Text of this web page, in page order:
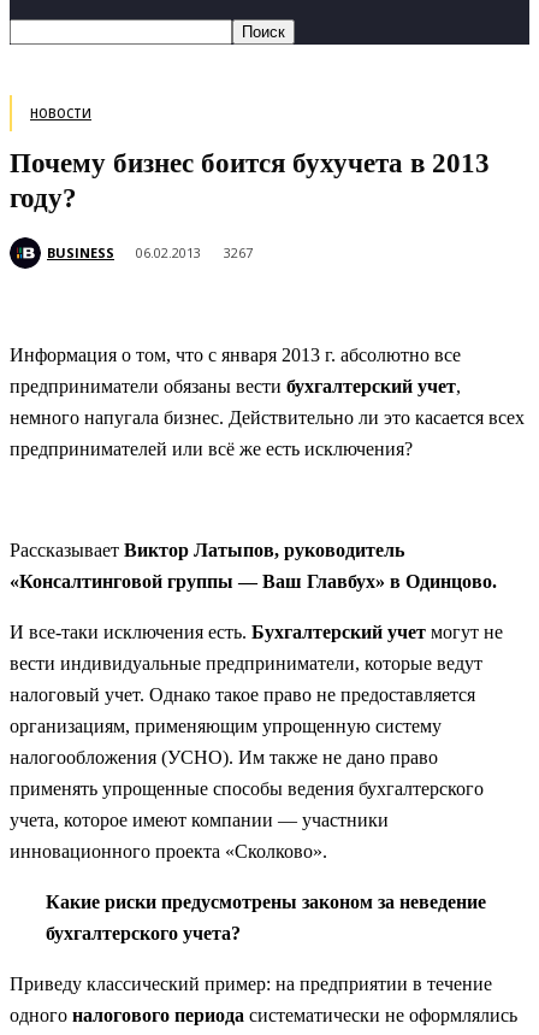
НОВОСТИ
Почему бизнес боится бухучета в 2013
году?
BUSINESS 06.02.2013 3267
Информация о том, что с января 2013 г. абсолютно все
предприниматели обязаны вести бухгалтерский учет,
немного напугала бизнес. Действительно ли это касается всех
предпринимателей или всё же есть исключения?
Рассказывает Виктор Латыпов, руководитель
«Консалтинговой группы — Ваш Главбух» в Одинцово.
И все-таки исключения есть. Бухгалтерский учет могут не
вести индивидуальные предприниматели, которые ведут
налоговый учет. Однако такое право не предоставляется
организациям, применяющим упрощенную систему
налогообложения (УСНО). Им также не дано право
применять упрощенные способы ведения бухгалтерского
учета, которое имеют компании — участники
инновационного проекта «Сколково».
Какие риски предусмотрены законом за неведение
бухгалтерского учета?
Приведу классический пример: на предприятии в течение
одного налогового периода систематически не оформлялись